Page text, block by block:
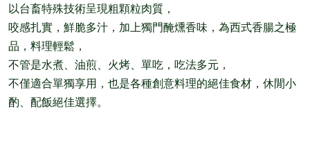
以台畜特殊技術呈現粗顆粒肉質，
咬感扎實，鮮脆多汁，加上獨門醃燻香味，為西式香腸之極
品，料理輕鬆，
不管是水煮、油煎、火烤、單吃，吃法多元，
不僅適合單獨享用，也是各種創意料理的絕佳食材，休閒小
酌、配飯絕佳選擇。